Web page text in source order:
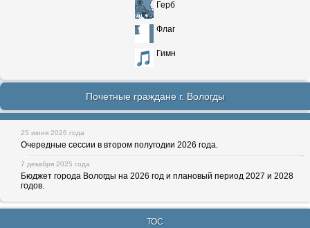
Герб
Флаг
Гимн
Почетные граждане г. Вологды
25 июня 2026 года
Очередные сессии в втором полугодии 2026 года.
7 декабря 2025 года
Бюджет города Вологды на 2026 год и плановый период 2027 и 2028
годов.
ТОС